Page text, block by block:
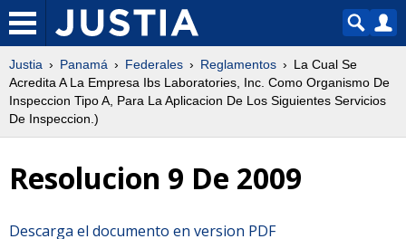
Justia Panamá Federales Reglamentos
La Cual Se
Acredita A La Empresa Ibs Laboratories, Inc. Como Organismo De
Inspeccion Tipo A, Para La Aplicacion De Los Siguientes Servicios
De Inspeccion.)
Resolucion 9 De 2009
Descarga el documento en version PDF